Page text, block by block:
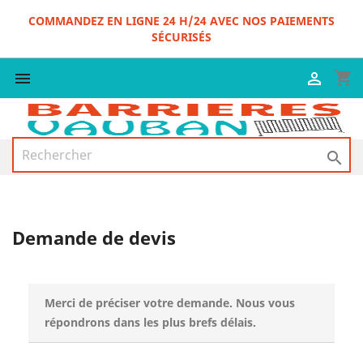
COMMANDEZ EN LIGNE 24 H/24 AVEC NOS PAIEMENTS
SÉCURISÉS
 shopping_cart


Demande de devis
Merci de préciser votre demande. Nous vous
répondrons dans les plus brefs délais.